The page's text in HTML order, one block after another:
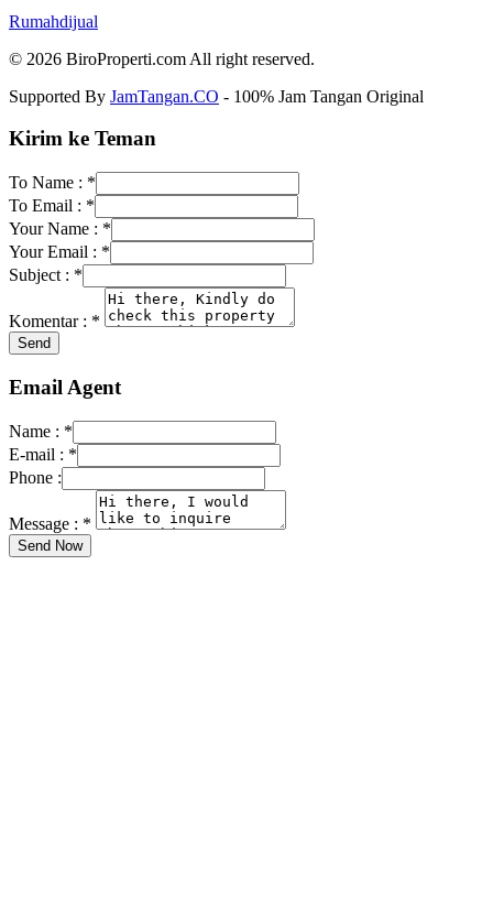
Rumahdijual
© 2026 BiroProperti.com All right reserved.
Supported By JamTangan.CO - 100% Jam Tangan Original
Kirim ke Teman
To Name : *
To Email : *
Your Name : *
Your Email : *
Subject : *
Komentar : *
Email Agent
Name : *
E-mail : *
Phone :
Message : *